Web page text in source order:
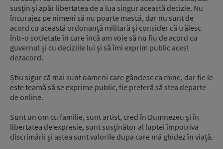
susțin și apăr libertatea de a lua singur această decizie. Nu
încurajez pe nimeni să nu poarte mască, dar nu sunt de
acord cu această ordonanță militară și consider că trăiesc
într-o societate în care încă am voie să nu fiu de acord cu
guvernul și cu deciziile lui și să îmi exprim public acest
dezacord.
Știu sigur că mai sunt oameni care gândesc ca mine, dar fie le
este teamă să se exprime public, fie preferă să stea departe
de online.
Sunt un om cu familie, sunt artist, cred în Dumnezeu și în
libertatea de expresie, sunt susținător al luptei împotriva
discrimării și astea sunt valorile dupa care mă ghidez în viață.